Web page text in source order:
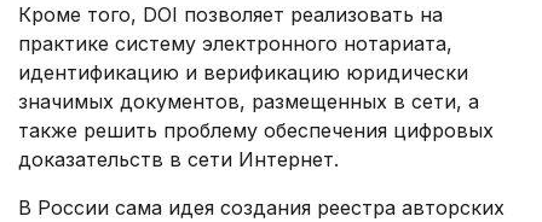
Кроме того, DOI позволяет реализовать на
практике систему электронного нотариата,
идентификацию и верификацию юридически
значимых документов, размещенных в сети, а
также решить проблему обеспечения цифровых
доказательств в сети Интернет.
В России сама идея создания реестра авторских